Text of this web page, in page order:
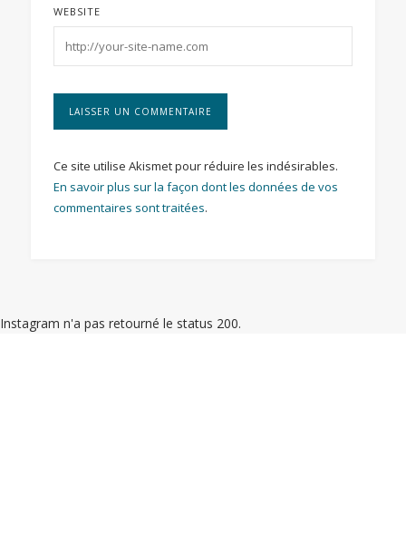
WEBSITE
Ce site utilise Akismet pour réduire les indésirables.
En savoir plus sur la façon dont les données de vos
commentaires sont traitées.
Instagram n'a pas retourné le status 200.